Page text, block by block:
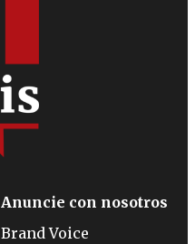
Anuncie con nosotros
Brand Voice